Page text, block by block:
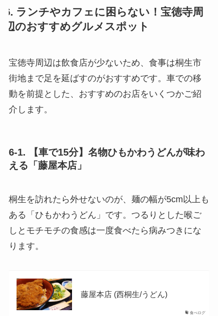
6. ランチやカフェに困らない！宝徳寺周
辺のおすすめグルメスポット
宝徳寺周辺は飲食店が少ないため、食事は桐生市
街地まで足を延ばすのがおすすめです。車での移
動を前提とした、おすすめのお店をいくつかご紹
介します。
6-1. 【車で15分】名物ひもかわうどんが味わ
える「藤屋本店」
桐生を訪れたら外せないのが、麺の幅が5cm以上も
ある「ひもかわうどん」です。つるりとした喉ご
しとモチモチの食感は一度食べたら病みつきにな
ります。
食べログ
藤屋本店 (西桐生/うどん)